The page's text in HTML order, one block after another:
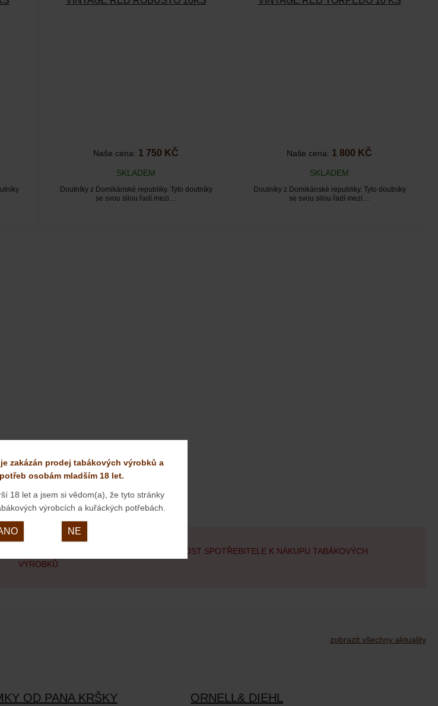
Naše cena: 1 750 KČ
SKLADEM
Doutníky z Domikánské republiky. Tyto doutníky
se svou silou řadí mezi…
Naše cena: 1 800 KČ
SKLADEM
Doutníky z Domikánské republiky. Tyto doutníky
se svou silou řadí mezi…
ZÁKONA OVĚŘOVÁNA VĚKOVÁ ZPŮSOBILOST SPOTŘEBITELE K NÁKUPU TABÁKOVÝCH
VÝROBKŮ.
zobrazit všechny aktuality
OD PANA KRŠKY ORNELL& DIEHL
zakázán prodej tabákových výrobků a
osobám mladším 18 let.
18 let a jsem si vědom(a), že tyto stránky
výrobcích a kuřáckých potřebách.
NE